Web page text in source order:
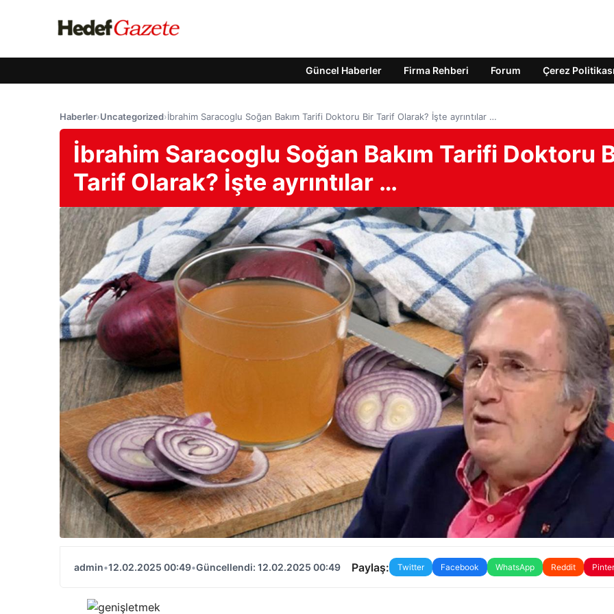
Güncel Haberler Firma Rehberi Forum Çerez Politikası
Haberler›Uncategorized›İbrahim Saracoglu Soğan Bakım Tarifi Doktoru Bir Tarif Olarak? İşte ayrıntılar …
İbrahim Saracoglu Soğan Bakım Tarifi Doktoru
Tarif Olarak? İşte ayrıntılar …
admin•12.02.2025 00:49•Güncellendi: 12.02.2025 00:49 Paylaş: Twitter Facebook WhatsApp Reddit